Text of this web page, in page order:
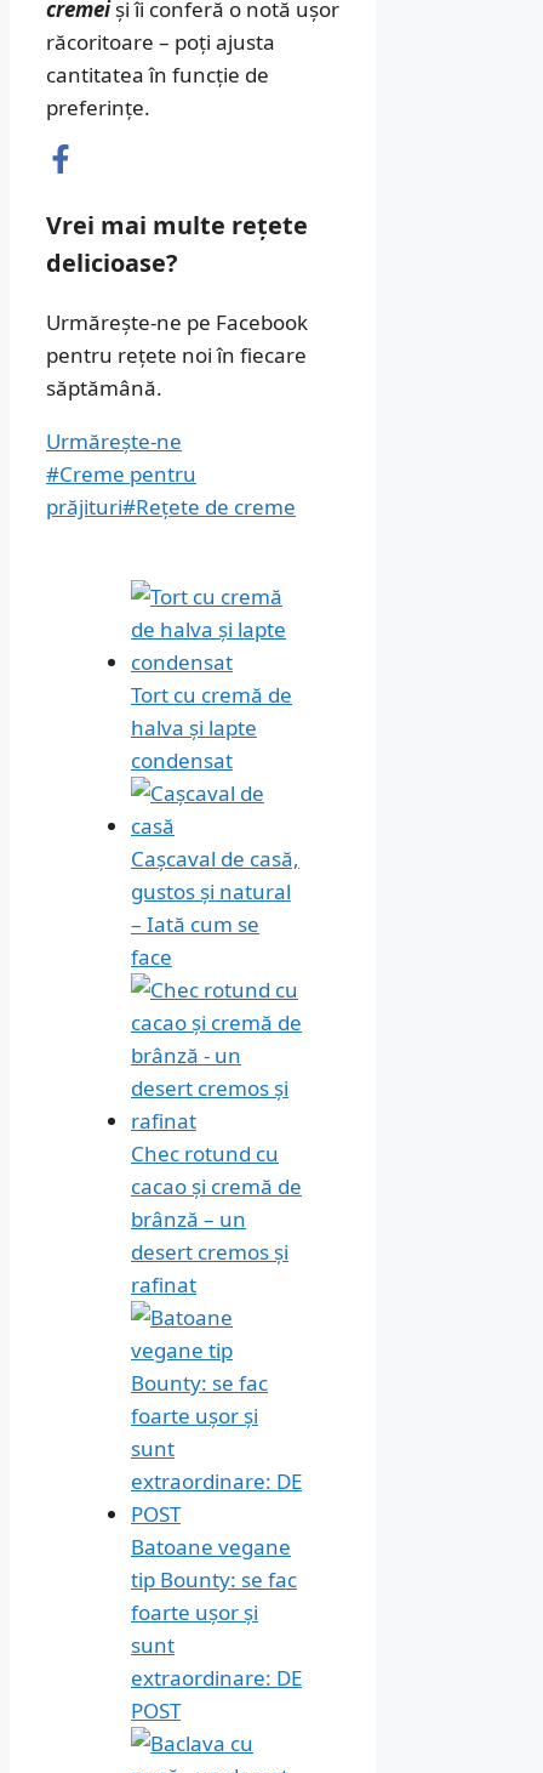
cremei și îi conferă o notă ușor
răcoritoare – poți ajusta
cantitatea în funcție de
preferințe.
Vrei mai multe rețete
delicioase?
Urmărește-ne pe Facebook
pentru rețete noi în fiecare
săptămână.
Urmărește-ne
#Creme pentru
prăjituri#Rețete de creme
Tort cu cremă de
halva și lapte
condensat
Cașcaval de casă,
gustos și natural
– Iată cum se
face
Chec rotund cu
cacao și cremă de
brânză – un
desert cremos și
rafinat
Batoane vegane
tip Bounty: se fac
foarte ușor și
sunt
extraordinare: DE
POST